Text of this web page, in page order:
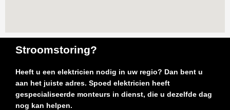
Stroomstoring?
Heeft u een elektricien nodig in uw regio? Dan bent u
aan het juiste adres. Spoed elektricien heeft
gespecialiseerde monteurs in dienst, die u dezelfde dag
nog kan helpen.